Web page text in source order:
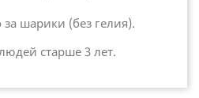
за шарики (без гелия).
старше 3 лет.